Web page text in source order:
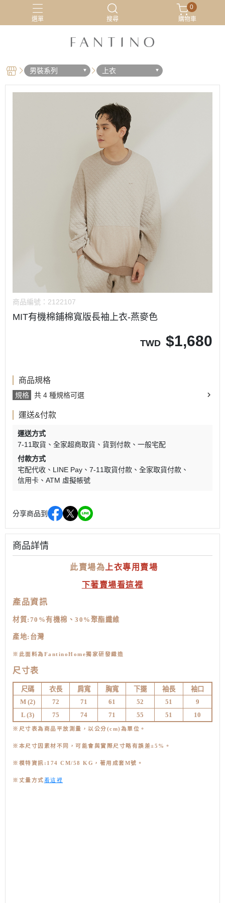
選單 搜尋
居家服 最新活動 有機棉 睡衣
0
購物車
男裝系列 上衣
商品編號： 2122107
MIT有機棉鋪棉寬版長袖上衣-燕麥色
TWD $1,680
商品規格
規格 共 4 種規格可選
運送&付款
運送方式
7-11取貨
全家超商取貨 貨到付款
一般宅配
付款方式
宅配代收
LINE Pay 7-11取貨付款
全家取貨付款
信用卡
ATM 虛擬帳號
分享商品到
商品詳情
此賣場為上衣專用賣場
下著賣場看這裡
產品資訊
材質: 70%有機棉、30%聚酯纖維
產地:台灣
※ 此面料為FantinoHome獨家研發織造
尺寸表
尺碼 衣長 肩寬 胸寬 下擺 袖長
袖口
M (2) 72 71 61 52 51
9
L (3) 75 74 71 55 51 10
※尺寸表為商品平放測量，以公分(cm)為單位。
※本尺寸因素材不同，可能會與實際尺寸略有誤差±5%。
※模特資訊:174 CM/58 KG，著用成套M號 。
※丈量方式看這裡